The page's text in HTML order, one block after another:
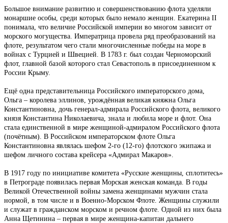
Большое внимание развитию и совершенствованию флота уделяли
монаршие особы, среди которых было немало женщин. Екатерина II
понимала, что величие Российской империи во многом зависит от
морского могущества. Императрица провела ряд преобразований на
флоте, результатом чего стали многочисленные победы на море в
войнах с Турцией и Швецией. В 1783 г. был создан Черноморский
флот, главной базой которого стал Севастополь в присоединенном к
России Крыму.
Ещё одна представительница Российского императорского дома,
Ольга – королева эллинов, урождённая великая княжна Ольга
Константиновна, дочь генерал-адмирала Российского флота, великого
князя Константина Николаевича, знала и любила море и флот. Она
стала единственной в мире женщиной-адмиралом Российского флота
(почётным). В Российском императорском флоте Ольга
Константиновна являлась шефом 2-го (12-го) флотского экипажа и
шефом личного состава крейсера «Адмирал Макаров».
В 1917 году по инициативе комитета «Русские женщины, сплотитесь»
в Петрограде появилась первая Морская женская команда. В годы
Великой Отечественной войны замена женщинами мужчин стала
нормой, в том числе и в Военно-Морском Флоте. Женщины служили
и служат в гражданском морском и речном флоте. Одной из них была
Анна Щетинина – первая в мире женщина-капитан дальнего